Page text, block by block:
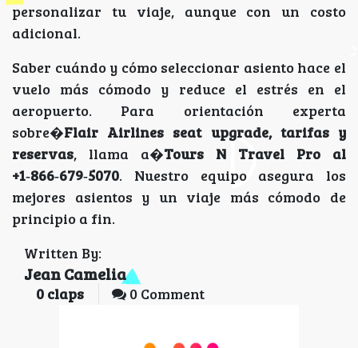
personalizar tu viaje, aunque con un costo
adicional.
Saber cuándo y cómo seleccionar asiento hace el
vuelo más cómodo y reduce el estrés en el
aeropuerto. Para orientación experta
sobre�Flair Airlines seat upgrade, tarifas y
reservas, llama a�Tours N Travel Pro al
+1‑866‑679‑5070. Nuestro equipo asegura los
mejores asientos y un viaje más cómodo de
principio a fin.
Written By:
Jean Camelia
0 claps 0 Comment